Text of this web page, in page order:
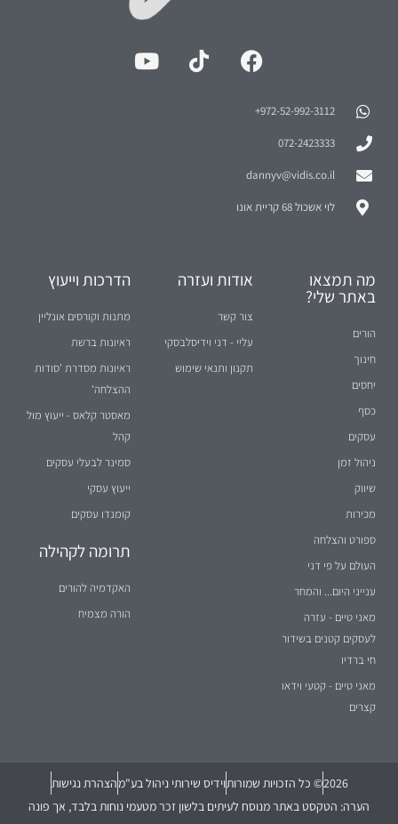
972-52-992-3112⁩+
072-2423333
dannyv@vidis.co.il
לוי אשכול 68 קריית אונו
מה תמצאו
באתר שלי?
הורים
חינוך
יחסים
כסף
עסקים
ניהול זמן
שיווק
מכירות
ספורט והצלחה
העולם על פי דני
ענייני היום... והמחר
מאני טיים - עזרה
לעסקים קטנים בשידור
חי ברדיו
מאני טיים - קטעי וידאו
קצרים
אודות ועזרה
צור קשר
עליי - דני וידיסלבסקי
תקנון ותנאי שימוש
הדרכות וייעוץ
מתנות וקורסים אונליין
ראיונות ברשת
ראיונות מסדרת 'סודות
ההצלחה'
מאסטר קלאס - ייעוץ מול
קהל
סמינר לבעלי עסקים
ייעוץ עסקי
קומנדו עסקים
תרומה לקהילה
האקדמיה להורים
הורה מצמיח
2026© כל הזכויות שמורותוידיס שירותי ניהול בע"מ הצהרת נגישות
הערה: הטקסט באתר מנוסח לעיתים בלשון זכר מטעמי נוחות בלבד, אך פונה